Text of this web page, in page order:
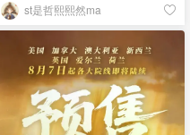
st是哲熙熙然ma